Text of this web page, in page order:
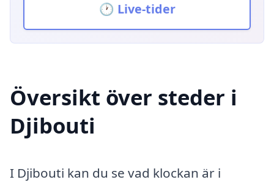
🕐 Live-tider
Översikt över steder i
Djibouti
I Djibouti kan du se vad klockan är i